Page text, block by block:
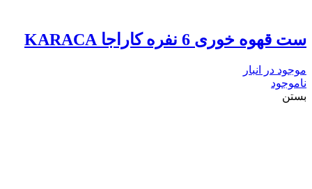
ست قهوه خوری 6 نفره کاراجا KARACA
موجود در انبار
ناموجود
بستن